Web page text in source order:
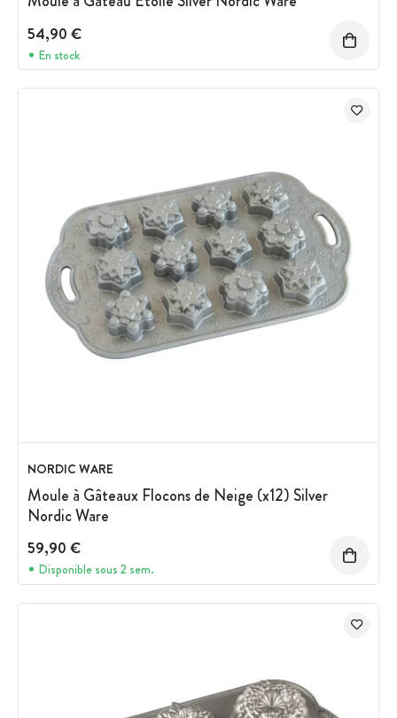
54,90 €
En stock
NORDIC WARE
Moule à Gâteaux Flocons de Neige (x12) Silver
Nordic Ware
59,90 €
Disponible sous 2 sem.